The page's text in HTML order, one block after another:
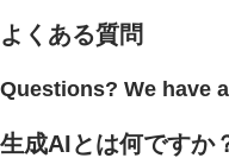
よくある質問
Questions? We have
生成AIとは何ですか